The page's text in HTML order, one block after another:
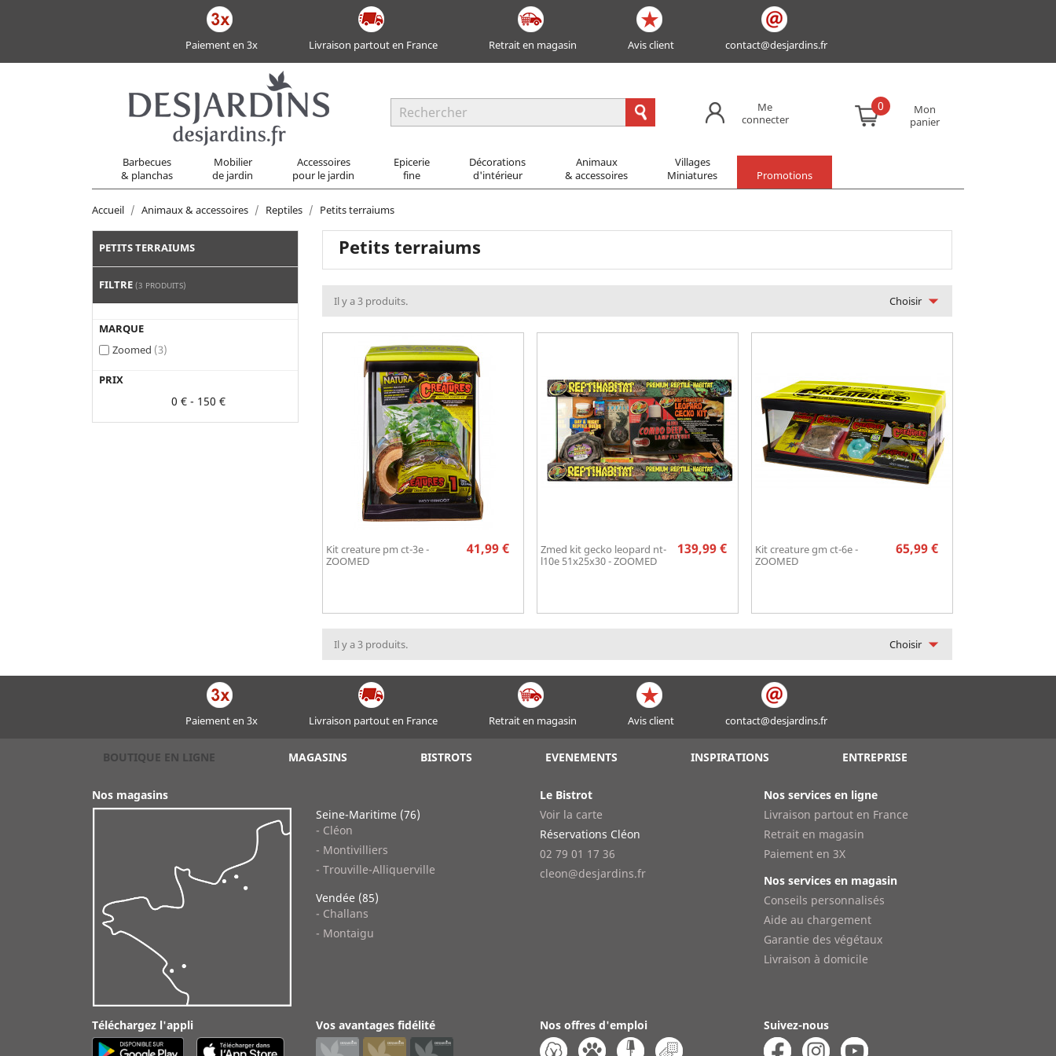
Paiement en 3x Livraison partout en France Retrait en magasin Avis client contact@desjardins.fr
Me
connecter
0
Mon
panier
Barbecues
& planchas
Mobilier
de jardin
Accessoires
pour le jardin
Epicerie
fine
Décorations
d'intérieur
Animaux
& accessoires
Villages
Miniatures
Promotions
Accueil Animaux & accessoires Reptiles Petits terraiums
PETITS TERRAIUMS
FILTRE (3 PRODUITS)
MARQUE
Zoomed (3)
PRIX
0 € - 150 €
Petits terraiums
Il y a 3 produits. Choisir
Kit creature pm ct-3e -
ZOOMED
Prix
41,99 €

Zmed kit gecko leopard nt-
l10e 51x25x30 - ZOOMED
Prix
139,99 €
Aperçu rapide
Kit creature gm ct-6e -
ZOOMED
Prix
65,99 €
 Aperçu rapide
Il y a 3 produits. Choisir 
Paiement en 3x Livraison partout en France Retrait en magasin Avis client contact@desjardins.fr
BOUTIQUE EN LIGNE MAGASINS BISTROTS EVENEMENTS INSPIRATIONS ENTREPRISE
Nos magasins
Seine-Maritime (76)
- Cléon
- Montivilliers
- Trouville-Alliquerville
Vendée (85)
- Challans
- Montaigu
Le Bistrot
Voir la carte
Réservations Cléon
02 79 01 17 36
cleon@desjardins.fr
Nos services en ligne
Livraison partout en France
Retrait en magasin
Paiement en 3X
Nos services en magasin
Conseils personnalisés
Aide au chargement
Garantie des végétaux
Livraison à domicile
Téléchargez l'appli Vos avantages fidélité Nos offres d'emploi Suivez-nous